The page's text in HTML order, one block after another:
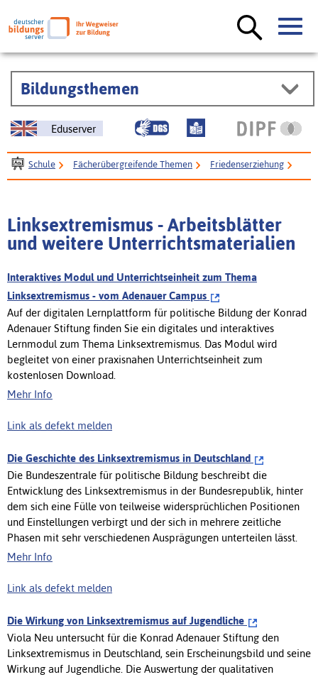
Bildungsthemen
Eduserver
Schule Fächerübergreifende Themen Friedenserziehung
Linksextremismus - Arbeitsblätter
und weitere Unterrichtsmaterialien
Interaktives Modul und Unterrichtseinheit zum Thema
Linksextremismus - vom Adenauer Campus
Auf der digitalen Lernplattform für politische Bildung der Konrad
Adenauer Stiftung finden Sie ein digitales und interaktives
Lernmodul zum Thema Linksextremismus. Das Modul wird
begleitet von einer praxisnahen Unterrichtseinheit zum
kostenlosen Download.
Mehr Info
Link als defekt melden
Die Geschichte des Linksextremismus in Deutschland
Die Bundeszentrale für politische Bildung beschreibt die
Entwicklung des Linksextremismus in der Bundesrepublik, hinter
dem sich eine Fülle von teilweise widersprüchlichen Positionen
und Einstellungen verbirgt und der sich in mehrere zeitliche
Phasen mit sehr verschiedenen Ausprägungen unterteilen lässt.
Mehr Info
Link als defekt melden
Die Wirkung von Linksextremismus auf Jugendliche
Viola Neu untersucht für die Konrad Adenauer Stiftung den
Linksextremismus in Deutschland, sein Erscheinungsbild und seine
Wirkung auf Jugendliche. Die Auswertung der qualitativen